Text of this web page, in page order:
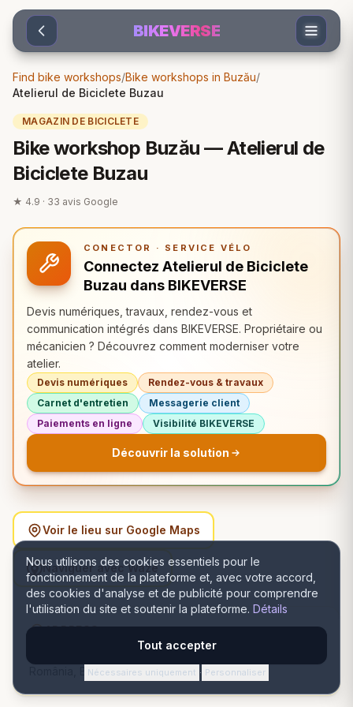
Sari la conținut
Nous utilisons des cookies essentiels pour le
fonctionnement de la plateforme et, avec votre accord,
des cookies d'analyse et de publicité pour comprendre
l'utilisation du site et soutenir la plateforme. Détails
Tout accepter
Nécessaires uniquement · Personnaliser
BIKEVERSE
Find bike workshops/Bike workshops in Buzău/
Atelierul de Biciclete Buzau
MAGAZIN DE BICICLETE
Bike workshop Buzău — Atelierul de
Biciclete Buzau
★ 4.9 · 33 avis Google
CONECTOR · SERVICE VÉLO
Connectez Atelierul de Biciclete
Buzau dans BIKEVERSE
Devis numériques, travaux, rendez-vous et
communication intégrés dans BIKEVERSE. Propriétaire ou
mécanicien ? Découvrez comment moderniser votre
atelier.
Devis numériques
Rendez-vous & travaux
Carnet d'entretien
Messagerie client
Paiements en ligne
Visibilité BIKEVERSE
Découvrir la solution
Voir le lieu sur Google Maps
Naviguer avec Waze
ADDRESS
Bulevardul 1 Decembrie 1918 nr.63, 120234 Buzău,
România, Buzău, Buzău